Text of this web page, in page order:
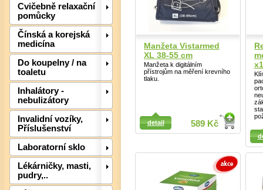
Cvičebně relaxační
pomůcky
Čínská a korejská
medicína
Do koupelny / na
toaletu
Inhalátory -
nebulizátory
Invalidní vozíky,
Příslušenství
Laboratorní sklo
Lékárničky, masti,
pudry,..
Manžeta Vistarmed
XL 38-55 cm
Manžeta k digitálním
přístrojům na měření krevního
tlaku.
589 Kč
detail
Detail
Detail